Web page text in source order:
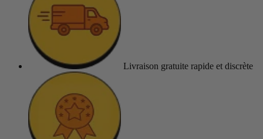
Livraison gratuite rapide et discrète